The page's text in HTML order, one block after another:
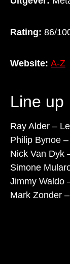
Rating: 86/
Website: A-Z
Line up
Ray Alder –
Philip Bynoe
Nick Van Dyk
Simone
Jimmy Waldo
Mark Zonder